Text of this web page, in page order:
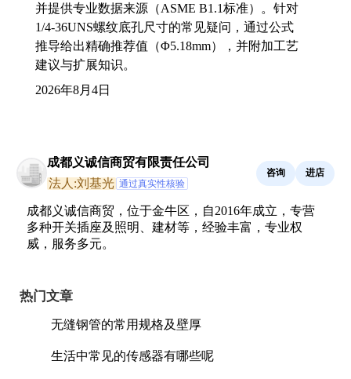
并提供专业数据来源（ASME B1.1标准）。针对
1/4-36UNS螺纹底孔尺寸的常见疑问，通过公式
推导给出精确推荐值（Φ5.18mm），并附加工艺
建议与扩展知识。
2026年8月4日
成都义诚信商贸有限责任公司
法人:刘基光 通过真实性核验
咨询 进店
成都义诚信商贸，位于金牛区，自2016年成立，专营
多种开关插座及照明、建材等，经验丰富，专业权
威，服务多元。
热门文章
无缝钢管的常用规格及壁厚
生活中常见的传感器有哪些呢